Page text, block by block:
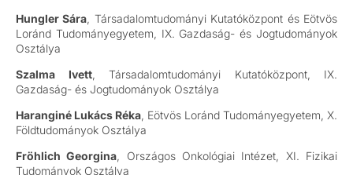
Hungler Sára , Társadalomtudományi Kutatóközpont és Eötvös
Loránd Tudományegyetem, IX. Gazdaság- és Jogtudományok
Osztálya
Szalma Ivett, Társadalomtudományi Kutatóközpont, IX.
Gazdaság- és Jogtudományok Osztálya
Haranginé Lukács Réka , Eötvös Loránd Tudományegyetem, X.
Földtudományok Osztálya
Fröhlich Georgina , Országos Onkológiai Intézet, XI. Fizikai
Tudományok Osztálya